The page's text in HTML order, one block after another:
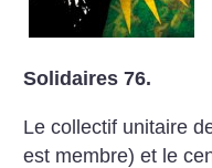
Solidaires 76.
Le collectif unitaire
est membre) et le